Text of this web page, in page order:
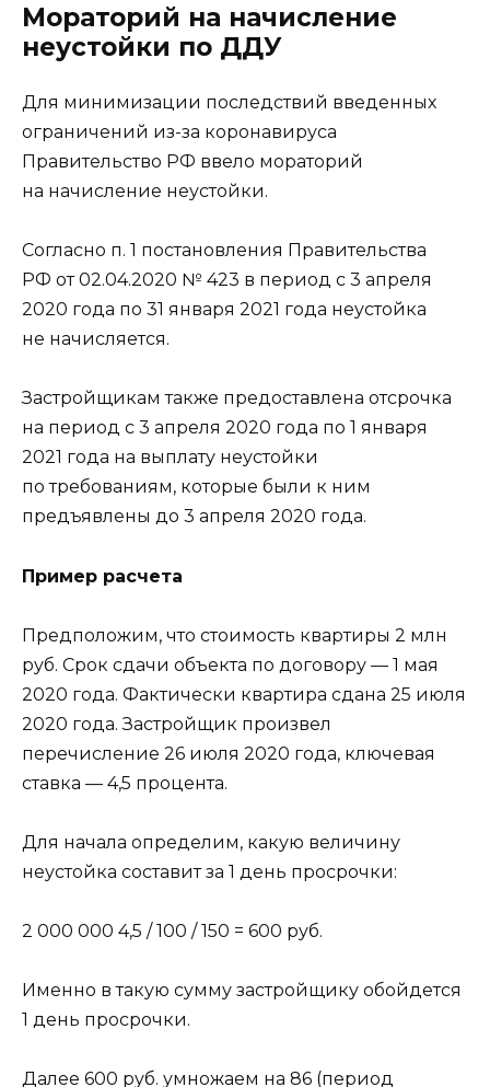
Мораторий на начисление
неустойки по ДДУ
Для минимизации последствий введенных
ограничений из-за коронавируса
Правительство РФ ввело мораторий
на начисление неустойки.
Согласно п. 1 постановления Правительства
РФ от 02.04.2020 № 423 в период с 3 апреля
2020 года по 31 января 2021 года неустойка
не начисляется.
Застройщикам также предоставлена отсрочка
на период с 3 апреля 2020 года по 1 января
2021 года на выплату неустойки
по требованиям, которые были к ним
предъявлены до 3 апреля 2020 года.
Пример расчета
Предположим, что стоимость квартиры 2 млн
руб. Срок сдачи объекта по договору — 1 мая
2020 года. Фактически квартира сдана 25 июля
2020 года. Застройщик произвел
перечисление 26 июля 2020 года, ключевая
ставка — 4,5 процента.
Для начала определим, какую величину
неустойка составит за 1 день просрочки:
2 000 000 4,5 / 100 / 150 = 600 руб.
Именно в такую сумму застройщику обойдется
1 день просрочки.
Далее 600 руб. умножаем на 86 (период